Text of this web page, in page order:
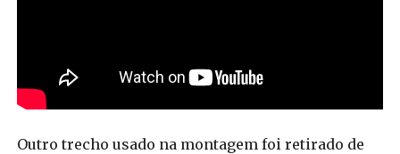
Outro trecho usado na montagem foi retirado de